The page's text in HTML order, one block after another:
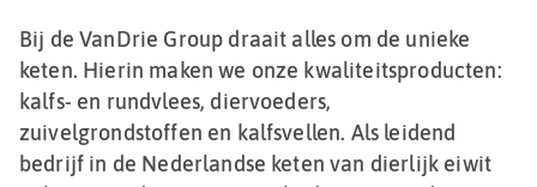
Bij de VanDrie Group draait alles om de unieke
keten. Hierin maken we onze kwaliteitsproducten:
kalfs- en rundvlees, diervoeders,
zuivelgrondstoffen en kalfsvellen. Als leidend
bedrijf in de Nederlandse keten van dierlijk eiwit